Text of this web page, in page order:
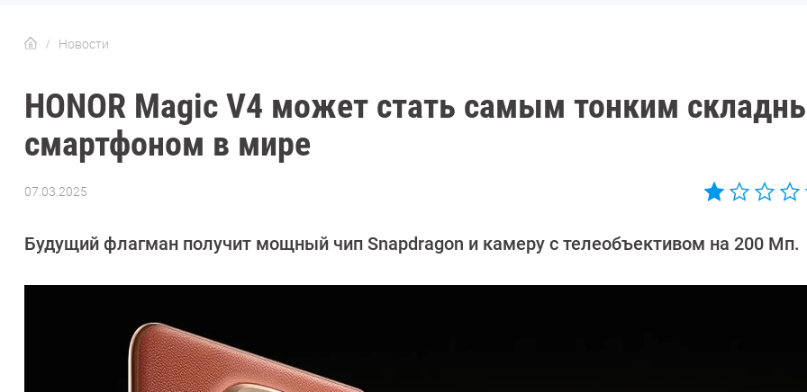
Новости
HONOR Magic V4 может стать самым тонким
смартфоном в мире
07.03.2025
Довлатова
Будущий флагман получит мощный чип Snapdragon и камеру с телеобъективом на 200 Мп.